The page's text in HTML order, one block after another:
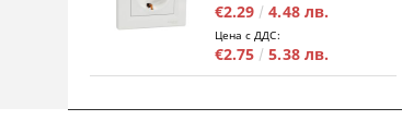
€2.29 4.48 лв.
Цена с ДДС:
€2.75 5.38 лв.